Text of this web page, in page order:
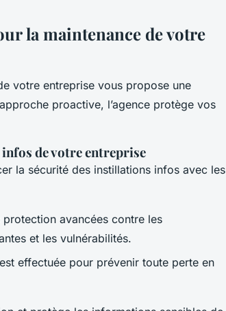
la maintenance de votre
votre entreprise vous propose une
proactive, l’agence protège vos
de votre entreprise
la sécurité des instillations infos avec les
avancées contre les
et les vulnérabilités.
effectuée pour prévenir toute perte en